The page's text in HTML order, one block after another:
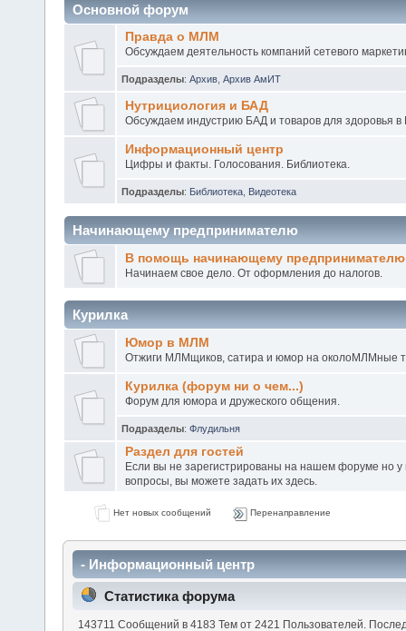
Основной форум
Правда о МЛМ
Обсуждаем деятельность компаний сетевого
Подразделы: Архив Архив АмИТ
Нутрициология и БАД
Обсуждаем индустрию БАД и товаров для здоровья
Информационный центр
Цифры и факты. Голосования. Библиотека.
Подразделы: Библиотека Видеотека
Начинающему предпринимателю
В помощь начинающему предпринимателю
Начинаем свое дело. От оформления до налогов.
Курилка
Юмор в МЛМ
Отжиги МЛМщиков, сатира и юмор на околоМЛМные
Курилка (форум ни о чем...)
Форум для юмора и дружеского общения.
Подразделы: Флудильня
Раздел для гостей
Если вы не зарегистрированы на нашем форуме но у
вопросы, вы можете задать их здесь.
Нет новых сообщений Перенаправление
- Информационный центр
Статистика форума
143711 Сообщений в 4183 Тем от 2421 Пользователей.